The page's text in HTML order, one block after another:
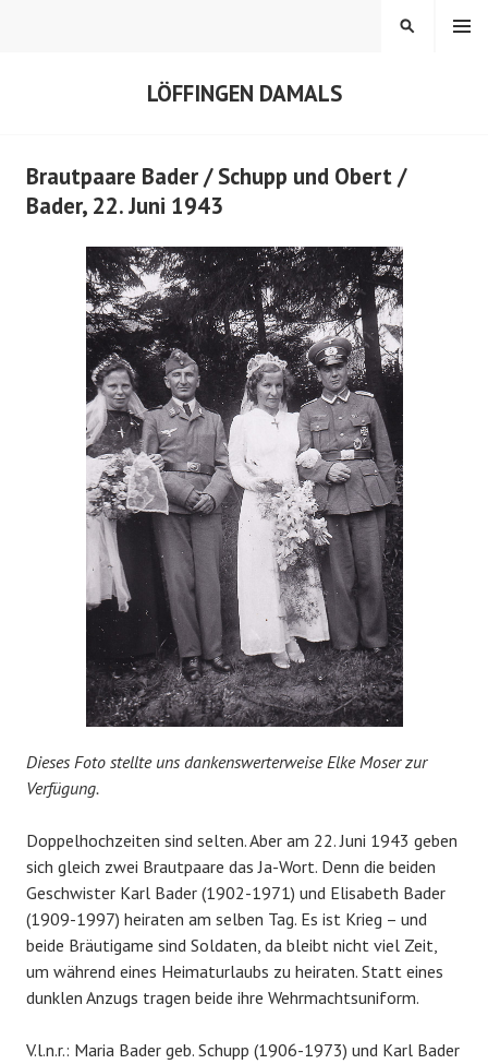
LÖFFINGEN DAMALS
MENÜ
SUCHEN
Brautpaare Bader / Schupp und Obert /
Bader, 22. Juni 1943
Dieses Foto stellte uns dankenswerterweise Elke Moser zur
Verfügung.
Doppelhochzeiten sind selten. Aber am 22. Juni 1943 geben
sich gleich zwei Brautpaare das Ja-Wort. Denn die beiden
Geschwister Karl Bader (1902-1971) und Elisabeth Bader
(1909-1997) heiraten am selben Tag. Es ist Krieg – und
beide Bräutigame sind Soldaten, da bleibt nicht viel Zeit,
um während eines Heimaturlaubs zu heiraten. Statt eines
dunklen Anzugs tragen beide ihre Wehrmachtsuniform.
V.l.n.r.: Maria Bader geb. Schupp (1906-1973) und Karl Bader